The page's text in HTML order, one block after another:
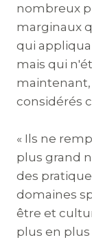
nombreux
marginaux
qui
mais qui
considérés
« Ils ne
plus grand
des
domaines
être et
plus en